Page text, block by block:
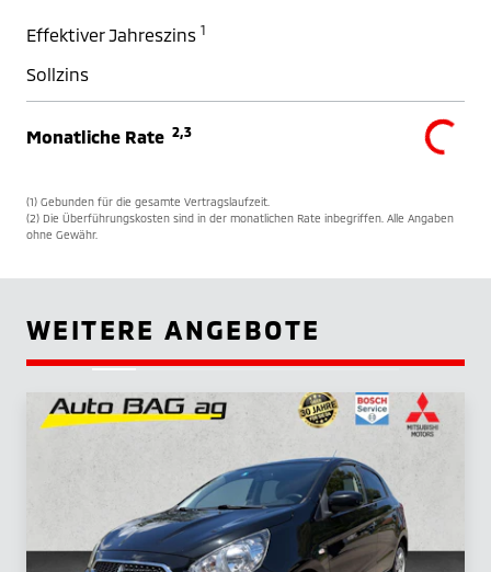
Effektiver Jahreszins 1
Sollzins
Monatliche Rate 2,3
(1) Gebunden für die gesamte Vertragslaufzeit.
(2) Die Überführungskosten sind in der monatlichen Rate inbegriffen. Alle Angaben
ohne Gewähr.
WEITERE ANGEBOTE